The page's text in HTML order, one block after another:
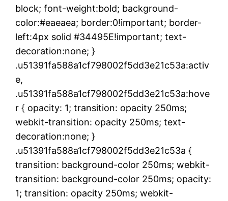
block; font-weight:bold; background-
color:#eaeaea; border:0!important; border-
left:4px solid #34495E!important; text-
decoration:none; }
.u51391fa588a1cf798002f5dd3e21c53a:activ
e,
.u51391fa588a1cf798002f5dd3e21c53a:hove
r { opacity: 1; transition: opacity 250ms;
webkit-transition: opacity 250ms; text-
decoration:none; }
.u51391fa588a1cf798002f5dd3e21c53a {
transition: background-color 250ms; webkit-
transition: background-color 250ms; opacity:
1; transition: opacity 250ms; webkit-